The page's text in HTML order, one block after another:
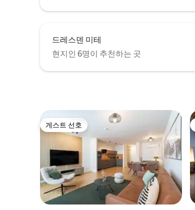
드레스덴 미테
현지인 6명이 추천하는 곳
게스트 선호
게스트 선호